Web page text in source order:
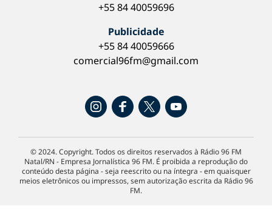
+55 84 40059696
Publicidade
+55 84 40059666
comercial96fm@gmail.com
© 2024. Copyright. Todos os direitos reservados à Rádio 96 FM
Natal/RN - Empresa Jornalística 96 FM. É proibida a reprodução do
conteúdo desta página - seja reescrito ou na íntegra - em quaisquer
meios eletrônicos ou impressos, sem autorização escrita da Rádio 96
FM.